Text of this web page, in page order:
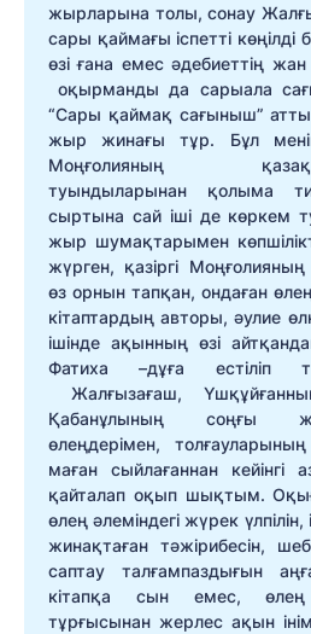
жырларына толы, сонау
сары қаймағы іспетті
өзі ғана емес әдебиеттің жан
оқырманды да сарыала
“Сары қаймақ сағыныш”
жыр жинағы тұр. Бұл
Моңғолияның
туындыларынан қолыма
сыртына сай іші де көркем
жыр шумақтарымен
жүрген, қазіргі
өз орнын тапқан, ондаған
кітаптардың авторы, әулие
ішінде ақынның өзі
Фатиха –дұға естіліп
Жалғызағаш,
Қабанұлының соңғы
өлеңдерімен,
маған сыйлағаннан кейінгі
қайталап оқып шықтым.
өлең әлеміндегі жүрек үлпілін,
жинақтаған тәжірибесін,
саптау талғампаздығын
кітапқа сын емес,
тұрғысынан жерлес ақын